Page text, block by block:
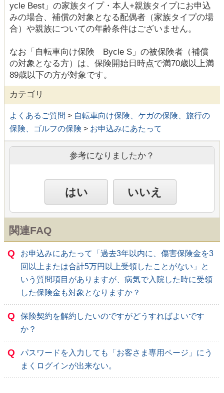
ycle Best」の家族タイプ・本人+親族タイプにお申込
みの場合、補償の対象となる配偶者（家族タイプの場
合）や親族についての年齢条件はございません。
なお「自転車向け保険 Bycle S」の被保険者（補償
の対象となる方）は、保険開始日時点で満70歳以上満
89歳以下の方が対象です。
カテゴリ
よくあるご質問 > 自転車向け保険、ケガの保険、旅行の
保険、ゴルフの保険 > お申込みにあたって
参考になりましたか？
はい いいえ
関連FAQ
Q
お申込みにあたって「過去3年以内に、傷害保険金を3
回以上または合計5万円以上受領したことがない」と
いう質問項目がありますが、病気で入院した時に受領
した保険金も対象となりますか？
Q
保険契約を解約したいのですがどうすればよいです
か？
Q
パスワードを入力しても「お客さま専用ページ」にう
まくログインが出来ない。